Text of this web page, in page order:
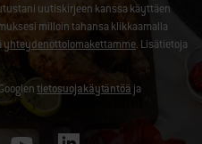
uutiskirjeen kanssa käyttäen
milloin tahansa klikkaamalla
yhteydenottolomakettamme. Lisätietoja
tietosuojakäytäntöä ja